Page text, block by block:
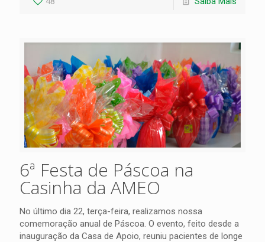
6ª Festa de Páscoa na
Casinha da AMEO
No último dia 22, terça-feira, realizamos nossa
comemoração anual de Páscoa. O evento, feito desde a
inauguração da Casa de Apoio, reuniu pacientes de longe